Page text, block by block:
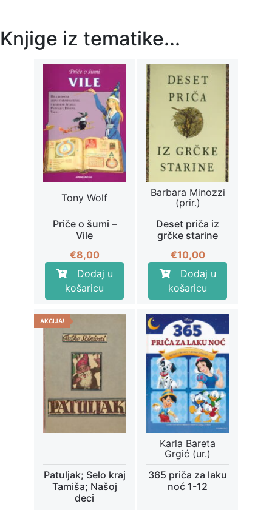
Knjige iz tematike...
Tony Wolf
Priče o šumi –
Vile
€8,00
Dodaj u
košaricu
Barbara Minozzi
(prir.)
Deset priča iz
grčke starine
€10,00
Dodaj u
košaricu
AKCIJA!
Patuljak; Selo kraj
Tamiša; Našoj
deci
Karla Bareta
Grgić (ur.)
365 priča za laku
noć 1-12